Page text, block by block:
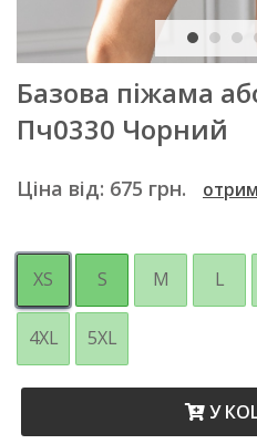
Базова піжама
Пч0330 Чорний
Ціна від: 675 грн.
XS S M L
4XL 5XL
У